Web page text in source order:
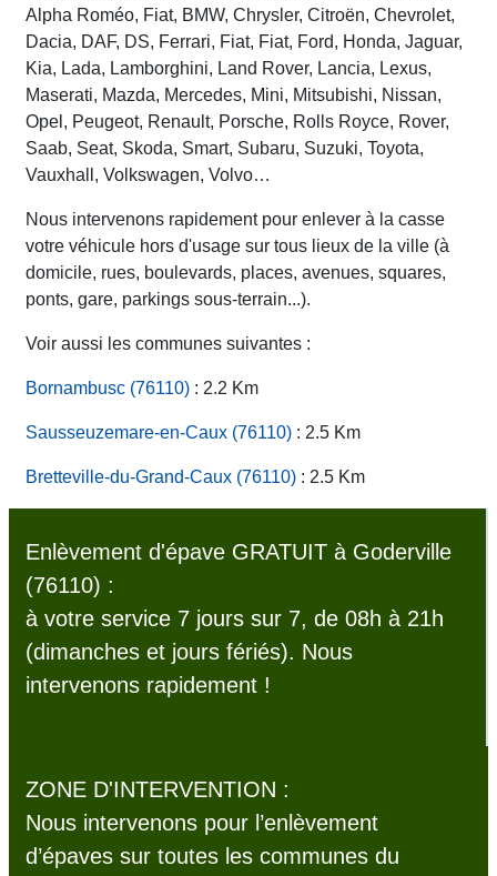
Alpha Roméo, Fiat, BMW, Chrysler, Citroën, Chevrolet,
Dacia, DAF, DS, Ferrari, Fiat, Fiat, Ford, Honda, Jaguar,
Kia, Lada, Lamborghini, Land Rover, Lancia, Lexus,
Maserati, Mazda, Mercedes, Mini, Mitsubishi, Nissan,
Opel, Peugeot, Renault, Porsche, Rolls Royce, Rover,
Saab, Seat, Skoda, Smart, Subaru, Suzuki, Toyota,
Vauxhall, Volkswagen, Volvo…
Nous intervenons rapidement pour enlever à la casse
votre véhicule hors d'usage sur tous lieux de la ville (à
domicile, rues, boulevards, places, avenues, squares,
ponts, gare, parkings sous-terrain...).
Voir aussi les communes suivantes :
Bornambusc (76110) : 2.2 Km
Sausseuzemare-en-Caux (76110) : 2.5 Km
Bretteville-du-Grand-Caux (76110) : 2.5 Km
Enlèvement d'épave GRATUIT à Goderville
(76110) :
à votre service 7 jours sur 7, de 08h à 21h
(dimanches et jours fériés). Nous
intervenons rapidement !
ZONE D'INTERVENTION :
Nous intervenons pour l’enlèvement
d’épaves sur toutes les communes du